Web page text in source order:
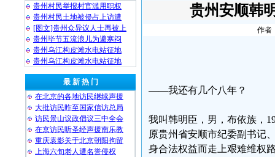
贵州村民举报村官滥用职权
贵州村民土地被侵占上访遭
[图文]贵州众异议人士再被上
贵州毕节五流浪儿为避寒闷
贵州乌江构皮滩水电站征地
贵州乌江构皮滩水电站征地
最 新 热 门
在北京的各地访民继续声援
大批访民昨至国家信访总局
访民景山议政倡议三中全会
在京访民听圣经声援南乐教
重庆袁影关于北京朝阳拘留
上海六旬老人遭名誉侵权
贵州安顺韩
作者
——我还有几个八年？
我叫韩明臣，男，布依族，
原贵州省安顺市纪委副书记
身合法权益而走上艰难维权